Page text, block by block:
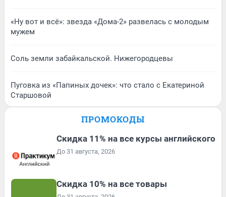
«Ну вот и всё»: звезда «Дома-2» развелась с молодым
мужем
Соль земли забайкальской. Нижегородцевы
Пуговка из «Папиных дочек»: что стало с Екатериной
Старшовой
ПРОМОКОДЫ
Скидка 11% на все курсы английского
До 31 августа, 2026
Скидка 10% на все товары